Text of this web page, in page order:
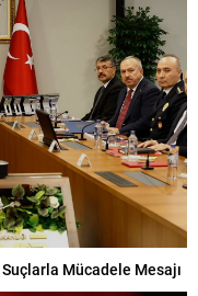
Mücadele Mesajı